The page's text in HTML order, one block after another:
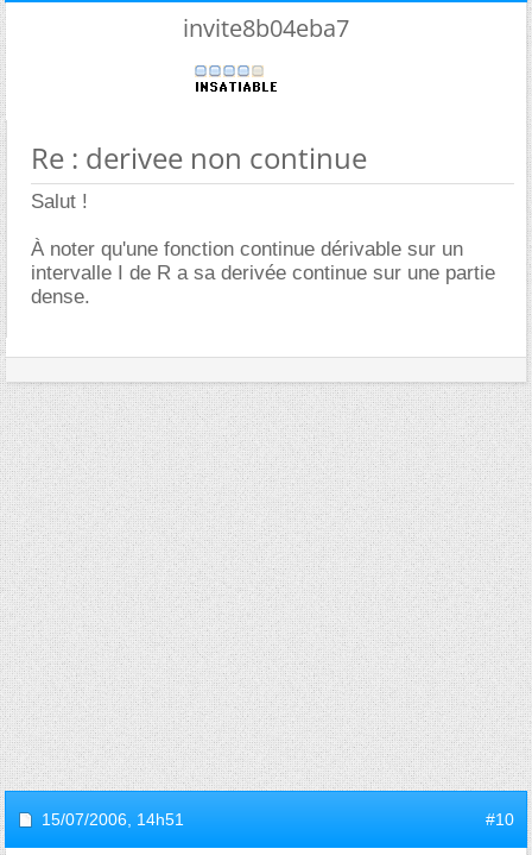
invite8b04eba7
Re : derivee non continue
Salut !
À noter qu'une fonction continue dérivable sur un
intervalle I de R a sa derivée continue sur une partie
dense.
15/07/2006, 14h51 #10